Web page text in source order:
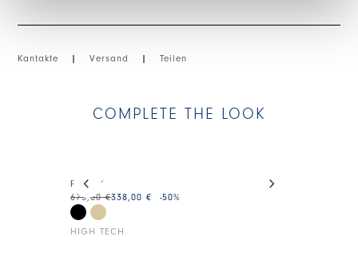
Kantakte | Versand | Teilen
COMPLETE THE LOOK
READY
HIGH TECH
675,00 €338,00 € -50%